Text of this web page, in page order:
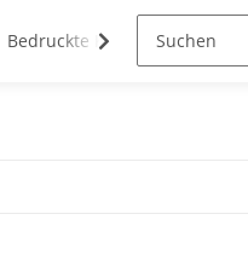
Bedruckte Klemmbausteine